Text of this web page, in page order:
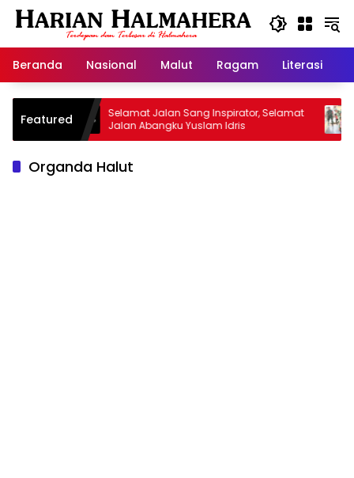
Langsung
Beranda
Nasional Malut Ragam Literasi
FeaturedSelamat Jalan Sang Inspirator, Selamat
Jalan Abangku Yuslam Idris
Organda Halut